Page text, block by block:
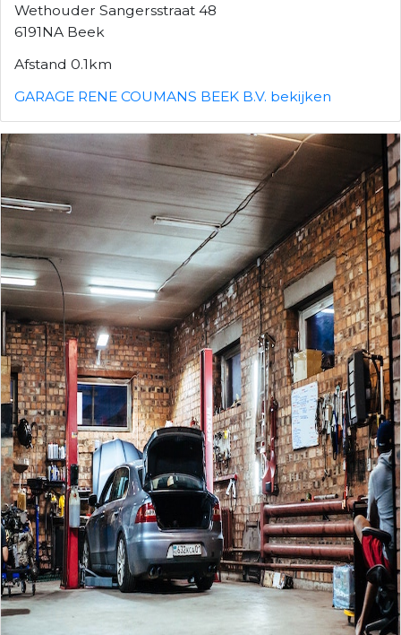
Wethouder Sangersstraat 48
6191NA Beek
Afstand 0.1km
GARAGE RENE COUMANS BEEK B.V. bekijken